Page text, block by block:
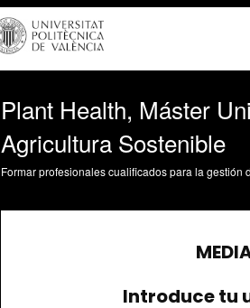
Plant Health, Máster
Agricultura Sostenible